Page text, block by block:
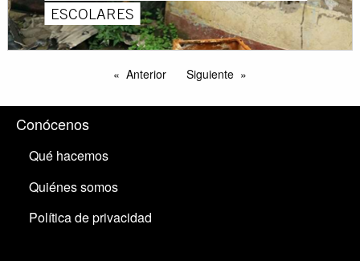
ESCOLARES
Anterior Siguiente
Conócenos
Qué hacemos
Quiénes somos
Política de privacidad